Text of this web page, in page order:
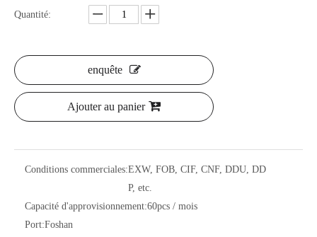
Quantité:
enquête
Ajouter au panier
Conditions commerciales:EXW, FOB, CIF, CNF, DDU, DD
P, etc.
Capacité d'approvisionnement:60pcs / mois
Port:Foshan